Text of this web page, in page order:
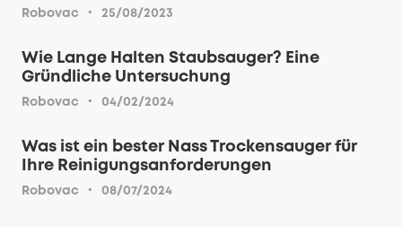
Robovac · 25/08/2023
Wie Lange Halten Staubsauger? Eine
Gründliche Untersuchung
Robovac · 04/02/2024
Was ist ein bester Nass Trockensauger für
Ihre Reinigungsanforderungen
Robovac · 08/07/2024